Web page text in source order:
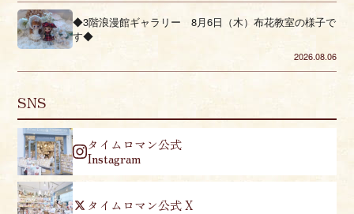
◆3階浪漫館ギャラリー 8月6日（木）布花教室の様子で
す◆
2026.08.06
SNS
タイムロマン公式
Instagram
タイムロマン公式 X